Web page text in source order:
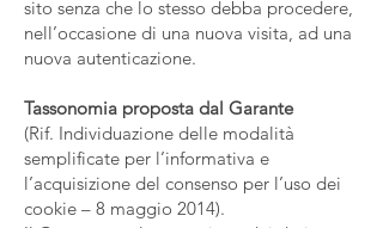
sito senza che lo stesso debba procedere,
nell’occasione di una nuova visita, ad una
nuova autenticazione.
Tassonomia proposta dal Garante
(Rif. Individuazione delle modalità
semplificate per l’informativa e
l’acquisizione del consenso per l’uso dei
cookie – 8 maggio 2014).